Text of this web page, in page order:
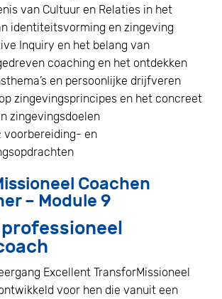
van Cultuur en Relaties in het
identiteitsvorming en zingeving
Inquiry en het belang van
coaching en het ontdekken
en persoonlijke drijfveren
zingevingsprincipes en het concreet
zingevingsdoelen
voorbereiding- en
Coachen
– Module 9
Excellent TransforMissioneel
voor hen die vanuit een